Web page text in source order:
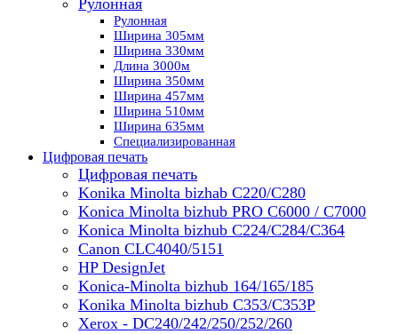
Рулонная
Ширина 305мм
Ширина 330мм
Длина 3000м
Ширина 350мм
Ширина 457мм
Ширина 510мм
Ширина 635мм
Специализированная
Цифровая печать
Цифровая печать
Konika Minolta bizhab C220/C280
Konica Minolta bizhub PRO C6000 / C7000
Konica Minolta bizhub С224/С284/С364
Canon CLC4040/5151
HP DesignJet
Konica-Minolta bizhub 164/165/185
Konika Minolta bizhub C353/C353Р
Xerox - DC240/242/250/252/260